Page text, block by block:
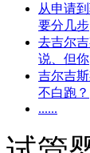
从申请
要分几步
去吉尔
说、但你
吉尔吉
不白跑？
......